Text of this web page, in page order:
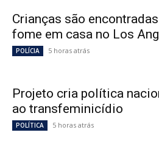
Crianças são
fome em casa no Los
POLÍCIA 5 horas atrás
Projeto cria política
ao transfeminicídio
POLÍTICA 5 horas atrás